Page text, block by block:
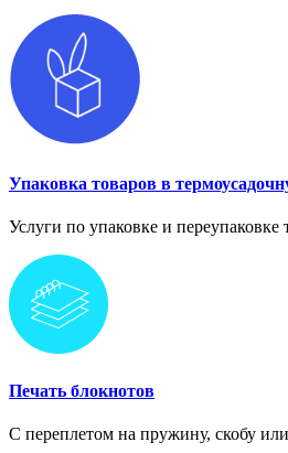
Упаковка товаров в
Услуги по упаковке и переупаковке
Печать блокнотов
С переплетом на пружину, скобу